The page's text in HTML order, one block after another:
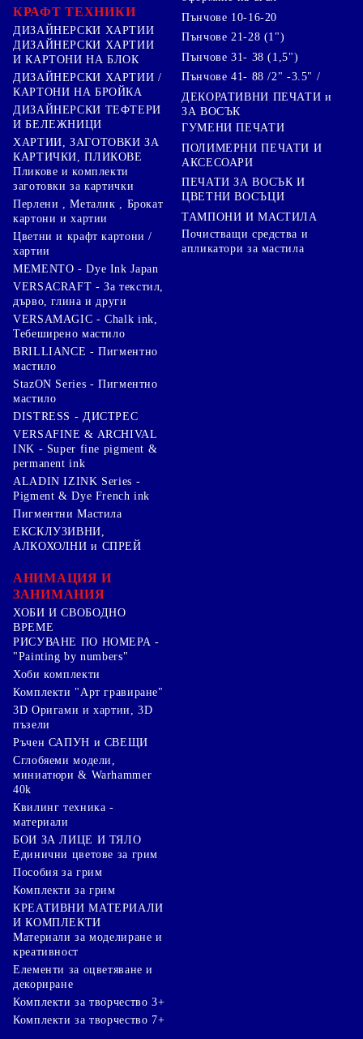
КРАФТ ТЕХНИКИ
ДИЗАЙНЕРСКИ ХАРТИИ
ДИЗАЙНЕРСКИ ХАРТИИ
И КАРТОНИ НА БЛОК
ДИЗАЙНЕРСКИ ХАРТИИ /
КАРТОНИ НА БРОЙКА
ДИЗАЙНЕРСКИ ТЕФТЕРИ
И БЕЛЕЖНИЦИ
ХАРТИИ, ЗАГОТОВКИ ЗА
КАРТИЧКИ, ПЛИКОВЕ
Пликове и комплекти
заготовки за картички
Перлени , Металик , Брокат
картони и хартии
Цветни и крафт картони /
хартии
Пънчове 10-16-20
Пънчове 21-28 (1")
Пънчове 31- 38 (1,5")
Пънчове 41- 88 /2" -3.5" /
ДЕКОРАТИВНИ ПЕЧАТИ и
ЗА ВОСЪК
ГУМЕНИ ПЕЧАТИ
ПОЛИМЕРНИ ПЕЧАТИ И
АКСЕСОАРИ
ПЕЧАТИ ЗА ВОСЪК И
ЦВЕТНИ ВОСЪЦИ
ТАМПОНИ И МАСТИЛА
Почистващи средства и
апликатори за мастила
MEMENTO - Dye Ink Japan
VERSACRAFT - За текстил,
дърво, глина и други
VERSAMAGIC - Chalk ink,
Тебеширено мастило
BRILLIANCE - Пигментно
мастило
StazON Series - Пигментно
мастило
DISTRESS - ДИСТРЕС
VERSAFINE & ARCHIVAL
INK - Super fine pigment &
permanent ink
ALADIN IZINK Series -
Pigment & Dye French ink
Пигментни Мастила
ЕКСКЛУЗИВНИ,
АЛКОХОЛНИ и СПРЕЙ
АНИМАЦИЯ И
ЗАНИМАНИЯ
ХОБИ И СВОБОДНО
ВРЕМЕ
РИСУВАНЕ ПО НОМЕРА -
"Painting by numbers"
Хоби комплекти
Комплекти "Арт гравиране"
3D Оригами и хартии, 3D
пъзели
Ръчен САПУН и СВЕЩИ
Сглобяеми модели,
миниатюри & Warhammer
40k
Квилинг техника -
материали
БОИ ЗА ЛИЦЕ И ТЯЛО
Единични цветове за грим
Пособия за грим
Комплекти за грим
КРЕАТИВНИ МАТЕРИАЛИ
И КОМПЛЕКТИ
Mатериали за моделиране и
креативност
Елементи за оцветяване и
декориране
Комплекти за творчество 3+
Комплекти за творчество 7+